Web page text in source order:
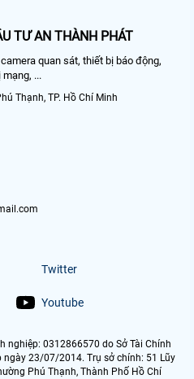
TƯ AN THÀNH PHÁT
quan sát, thiết bị báo động,
...
Thạnh, TP. Hồ Chí Minh
Twitter
Youtube
nghiệp: 0312866570 do Sở Tài Chính
ngày 23/07/2014. Trụ sở chính: 51 Lũy
Phú Thạnh, Thành Phố Hồ Chí